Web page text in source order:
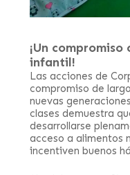
¡Un
infantil!
Las acciones de
compromiso de
nuevas
clases demuestra
desarrollarse
acceso a alimentos
incentiven buenos